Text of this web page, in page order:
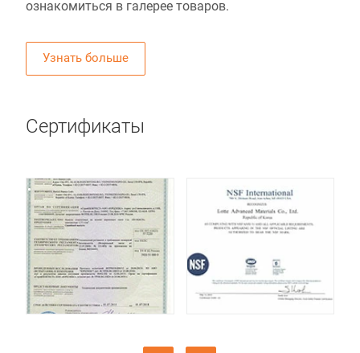
ознакомиться в галерее товаров.
Узнать больше
Сертификаты